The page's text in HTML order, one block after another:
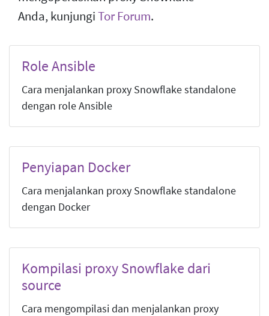
Anda, kunjungiTor Forum.
Role Ansible
Cara menjalankan proxy Snowflake standalone
dengan role Ansible
Penyiapan Docker
Cara menjalankan proxy Snowflake standalone
dengan Docker
Kompilasi proxy Snowflake dari
source
Cara mengompilasi dan menjalankan proxy